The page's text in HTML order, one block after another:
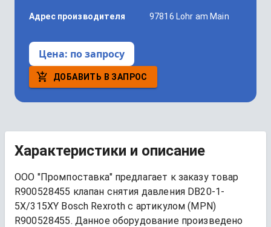
Адрес производителя 97816 Lohr am Main
Цена: по запросу
ДОБАВИТЬ В ЗАПРОС
Характеристики и описание
ООО "Промпоставка" предлагает к заказу товар
R900528455 клапан снятия давления DB20-1-
5X/315XY Bosch Rexroth
R900528455. Данное оборудование произведено